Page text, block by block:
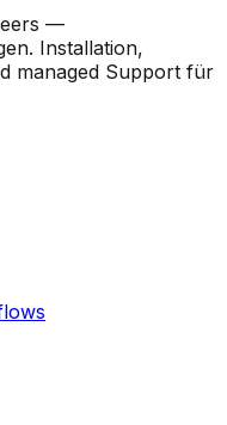
—
Installation,
managed Support für